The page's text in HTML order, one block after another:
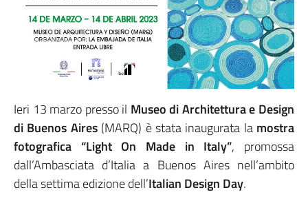
Ieri 13 marzo presso il Museo di Architettura e Design
di Buenos Aires(MARQ) è stata inaugurata la mostra
fotografica “Light On Made in Italy”, promossa
dall’Ambasciata d’Italia a Buenos Aires nell’ambito
della settima edizione dell’Italian Design Day.